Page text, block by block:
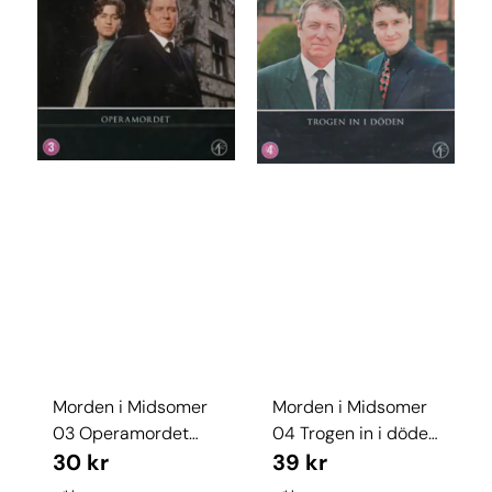
Morden i Midsomer
03 Operamordet
(dvd) beg
30 kr
Morden i Midsomer
04 Trogen in i döden
(dvd)
39 kr